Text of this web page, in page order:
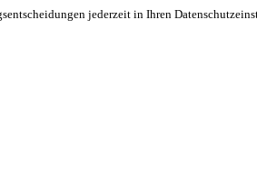
jederzeit in Ihren